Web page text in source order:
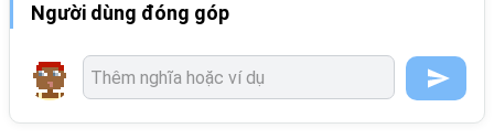
Người dùng đóng góp